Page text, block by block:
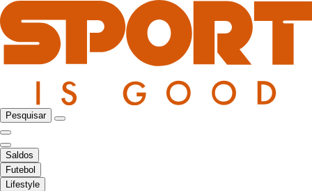
Pesquisar
Saldos
Futebol
Lifestyle